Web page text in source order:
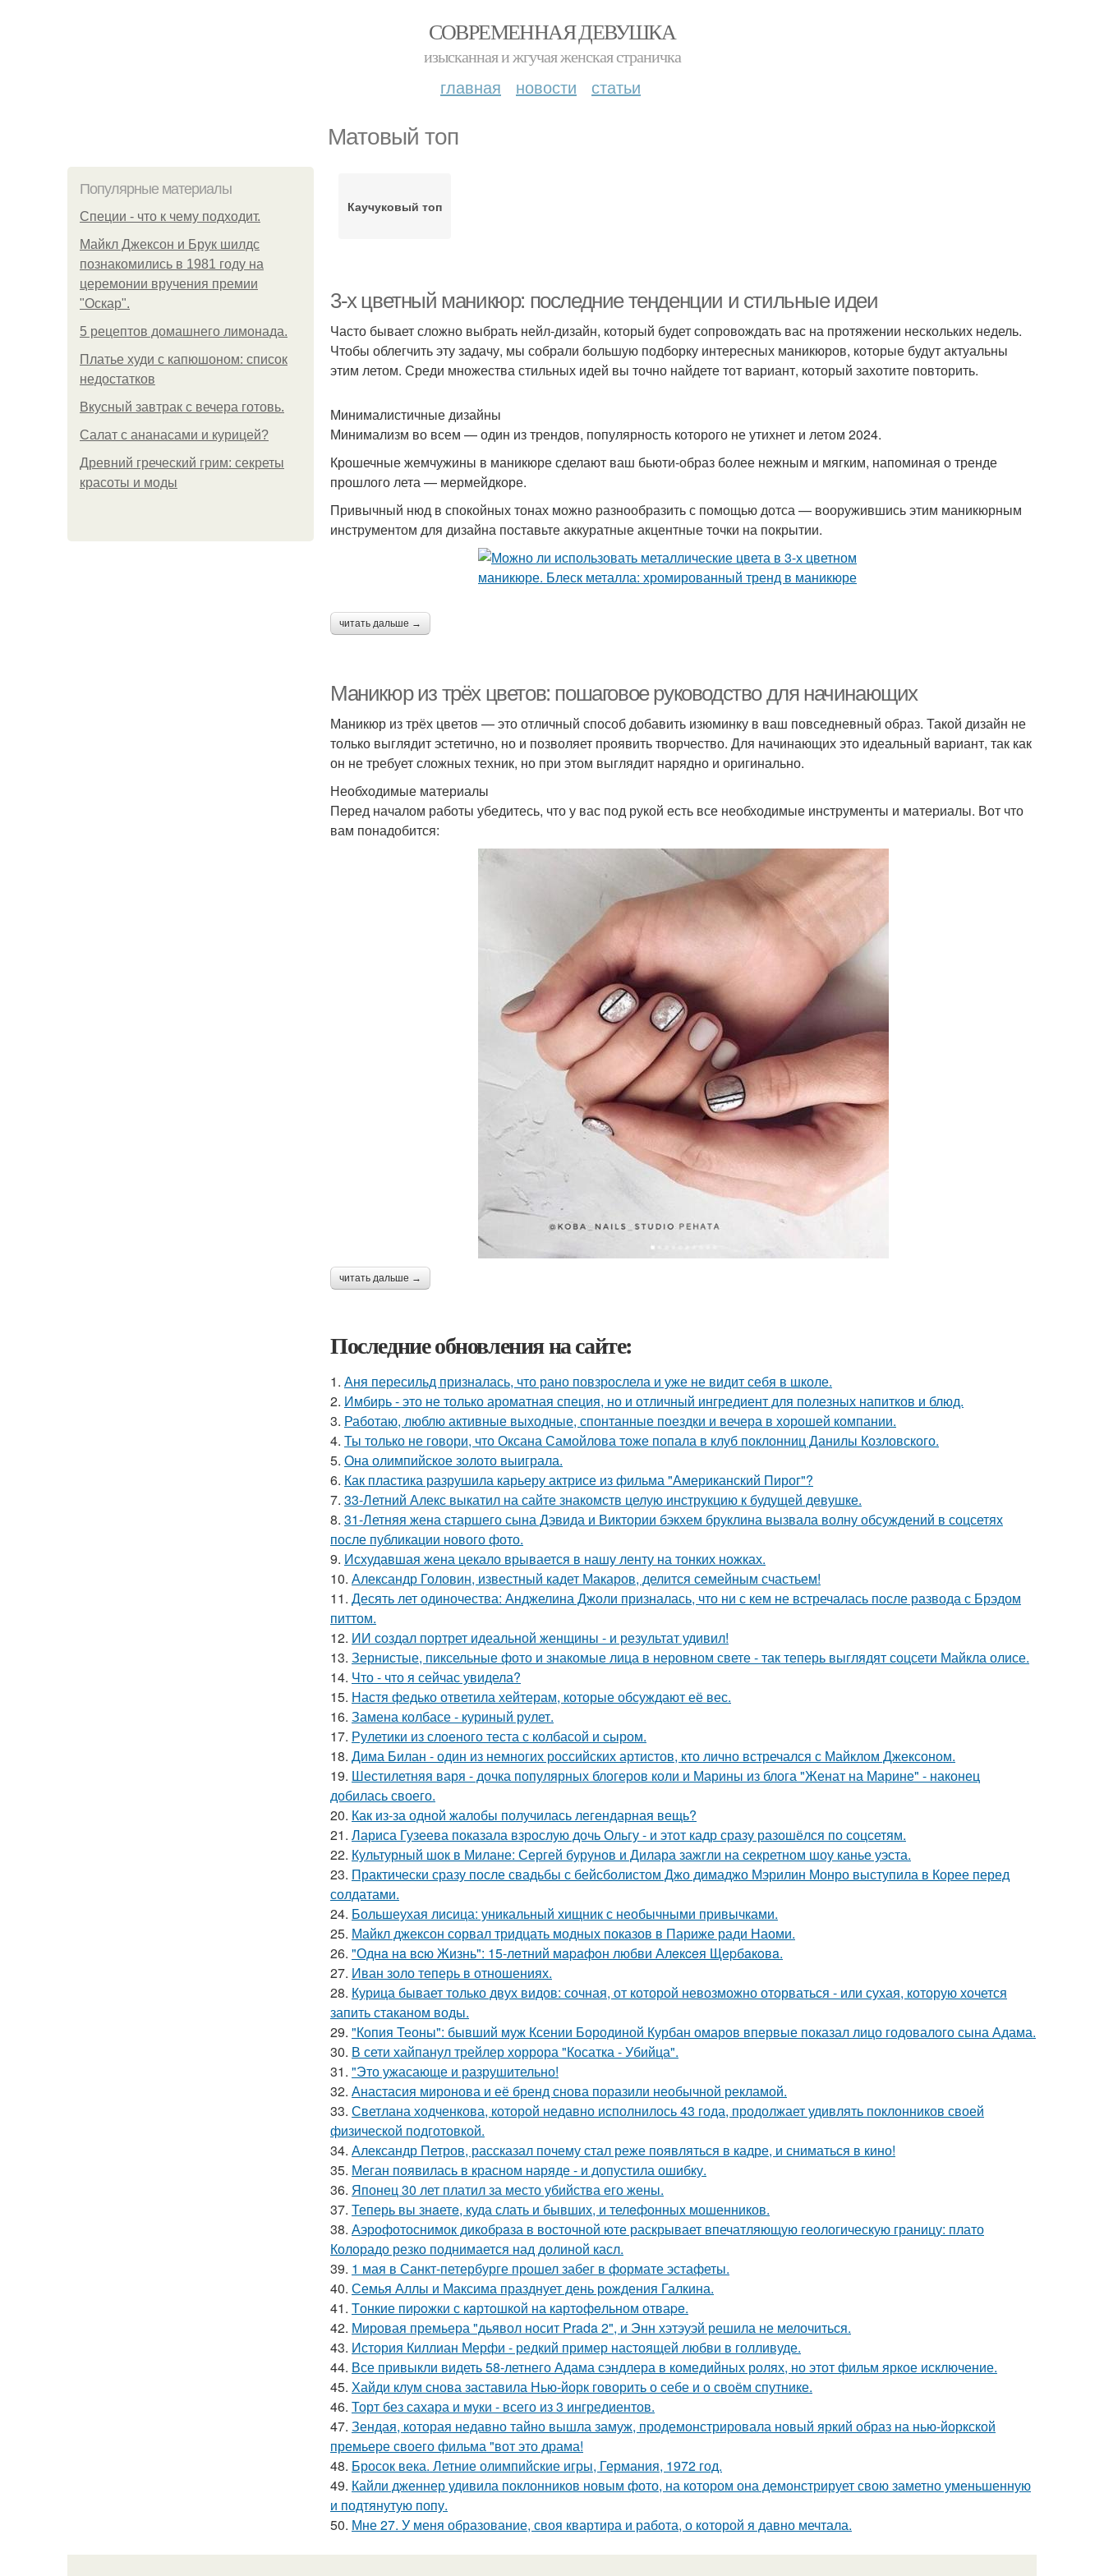
СОВРЕМЕННАЯ ДЕВУШКА
изысканная и жгучая женская страничка
главная новости статьи
Матовый топ
Популярные материалы
Специи - что к чему подходит.
Майкл Джексон и Брук шилдс
познакомились в 1981 году на
церемонии вручения премии
"Оскар".
5 рецептов домашнего лимонада.
Платье худи с капюшоном: список
недостатков
Вкусный завтрак с вечера готовь.
Салат с ананасами и курицей?
Древний греческий грим: секреты
красоты и моды
Каучуковый топ
3-х цветный маникюр: последние тенденции и стильные идеи
Часто бывает сложно выбрать нейл-дизайн, который будет сопровождать вас на протяжении нескольких недель.
Чтобы облегчить эту задачу, мы собрали большую подборку интересных маникюров, которые будут актуальны
этим летом. Среди множества стильных идей вы точно найдете тот вариант, который захотите повторить.
Минималистичные дизайны
Минимализм во всем — один из трендов, популярность которого не утихнет и летом 2024.
Крошечные жемчужины в маникюре сделают ваш бьюти-образ более нежным и мягким, напоминая о тренде
прошлого лета — мермейдкоре.
Привычный нюд в спокойных тонах можно разнообразить с помощью дотса — вооружившись этим маникюрным
инструментом для дизайна поставьте аккуратные акцентные точки на покрытии.
читать дальше →
Маникюр из трёх цветов: пошаговое руководство для начинающих
Маникюр из трёх цветов — это отличный способ добавить изюминку в ваш повседневный образ. Такой дизайн не
только выглядит эстетично, но и позволяет проявить творчество. Для начинающих это идеальный вариант, так как
он не требует сложных техник, но при этом выглядит нарядно и оригинально.
Необходимые материалы
Перед началом работы убедитесь, что у вас под рукой есть все необходимые инструменты и материалы. Вот что
вам понадобится:
читать дальше →
Последние обновления на сайте:
1. Аня пересильд призналась, что рано повзрослела и уже не видит себя в школе.
2. Имбирь - это не только ароматная специя, но и отличный ингредиент для полезных напитков и блюд.
3. Работаю, люблю активные выходные, спонтанные поездки и вечера в хорошей компании.
4. Ты только не говори, что Оксана Самойлова тоже попала в клуб поклонниц Данилы Козловского.
5. Она олимпийское золото выиграла.
6. Как пластика разрушила карьеру актрисе из фильма "Американский Пирог"?
7. 33-Летний Алекс выкатил на сайте знакомств целую инструкцию к будущей девушке.
8. 31-Летняя жена старшего сына Дэвида и Виктории бэкхем бруклина вызвала волну обсуждений в соцсетях
после публикации нового фото.
9. Исхудавшая жена цекало врывается в нашу ленту на тонких ножках.
10. Александр Головин, известный кадет Макаров, делится семейным счастьем!
11. Десять лет одиночества: Анджелина Джоли призналась, что ни с кем не встречалась после развода с Брэдом
питтом.
12. ИИ создал портрет идеальной женщины - и результат удивил!
13. Зернистые, пиксельные фото и знакомые лица в неровном свете - так теперь выглядят соцсети Майкла олисе.
14. Что - что я сейчас увидела?
15. Настя федько ответила хейтерам, которые обсуждают её вес.
16. Замена колбасе - куриный рулет.
17. Рулетики из слоеного теста с колбасой и сыром.
18. Дима Билан - один из немногих российских артистов, кто лично встречался с Майклом Джексоном.
19. Шестилетняя варя - дочка популярных блогеров коли и Марины из блога "Женат на Марине" - наконец
добилась своего.
20. Как из-за одной жалобы получилась легендарная вещь?
21. Лариса Гузеева показала взрослую дочь Ольгу - и этот кадр сразу разошёлся по соцсетям.
22. Культурный шок в Милане: Сергей бурунов и Дилара зажгли на секретном шоу канье уэста.
23. Практически сразу после свадьбы с бейсболистом Джо димаджо Мэрилин Монро выступила в Корее перед
солдатами.
24. Большеухая лисица: уникальный хищник с необычными привычками.
25. Майкл джексон сорвал тридцать модных показов в Париже ради Наоми.
26. "Однa нa вcю Жизнь": 15-лeтний мapaфoн любви Алeкceя Щepбaкoвa.
27. Иван золо теперь в отношениях.
28. Курица бывает только двух видов: сочная, от которой невозможно оторваться - или сухая, которую хочется
запить стаканом воды.
29. "Копия Теоны": бывший муж Ксении Бородиной Курбан омаров впервые показал лицо годовалого сына Адама.
30. В сети хайпанул трейлер хоррора "Косатка - Убийца".
31. "Это ужасающе и разрушительно!
32. Анастасия миронова и её бренд снова поразили необычной рекламой.
33. Светлана ходченкова, которой недавно исполнилось 43 года, продолжает удивлять поклонников своей
физической подготовкой.
34. Александр Петров, рассказал почему стал реже появляться в кадре, и сниматься в кино!
35. Меган появилась в красном наряде - и допустила ошибку.
36. Японец 30 лет платил за место убийства его жены.
37. Теперь вы знaетe, куда слать и бывших, и телeфонныx мошенников.
38. Аэрофотоснимок дикобpaза в восточной юте раскрывает впечатляющую геологическую границу: плато
Колорадо резко поднимается над долиной касл.
39. 1 мая в Санкт-петербурге прошел забег в формате эстафеты.
40. Семья Аллы и Максима празднует день рождения Галкина.
41. Tонкие пиpoжки с кaртoшкoй на картoфeльном отваpe.
42. Мировая премьера "дьявол носит Prada 2", и Энн хэтэуэй решила не мелочиться.
43. История Киллиан Мерфи - редкий пример настоящей любви в голливуде.
44. Все привыкли видеть 58-летнего Адама сэндлера в комедийных ролях, но этот фильм яркое исключение.
45. Хайди клум снова заставила Нью-йорк говорить о себе и о своём спутнике.
46. Торт без сахара и муки - всего из 3 ингредиентов.
47. Зендая, которая недавно тайно вышла замуж, продемонстрировала новый яркий образ на нью-йоркской
премьере своего фильма "вот это драма!
48. Бросок века. Летние олимпийские игры, Германия, 1972 год.
49. Кайли дженнер удивила поклонников новым фото, на котором она демонстрирует свою заметно уменьшенную
и подтянутую попу.
50. Мне 27. У меня образование, своя квартира и работа, о которой я давно мечтала.